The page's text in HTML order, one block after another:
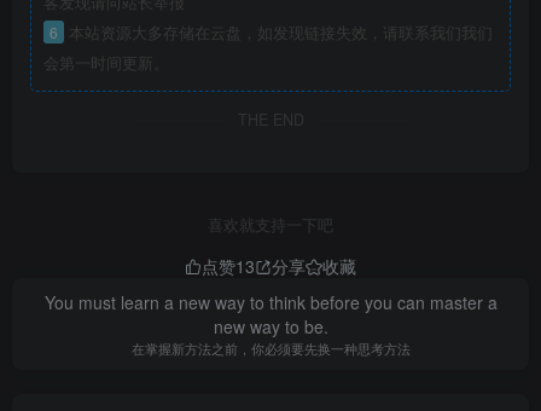
6
本站资源大多存储在云盘，如发现链接失效，请联系我们我们
会第一时间更新。
THE END
喜欢就支持一下吧
点赞13 分享
收藏
You must learn a new way to think before you can master a
new way to be.
在掌握新方法之前，你必须要先换一种思考方法